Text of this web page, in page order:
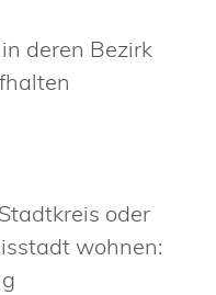
deren Bezirk
oder
wohnen: